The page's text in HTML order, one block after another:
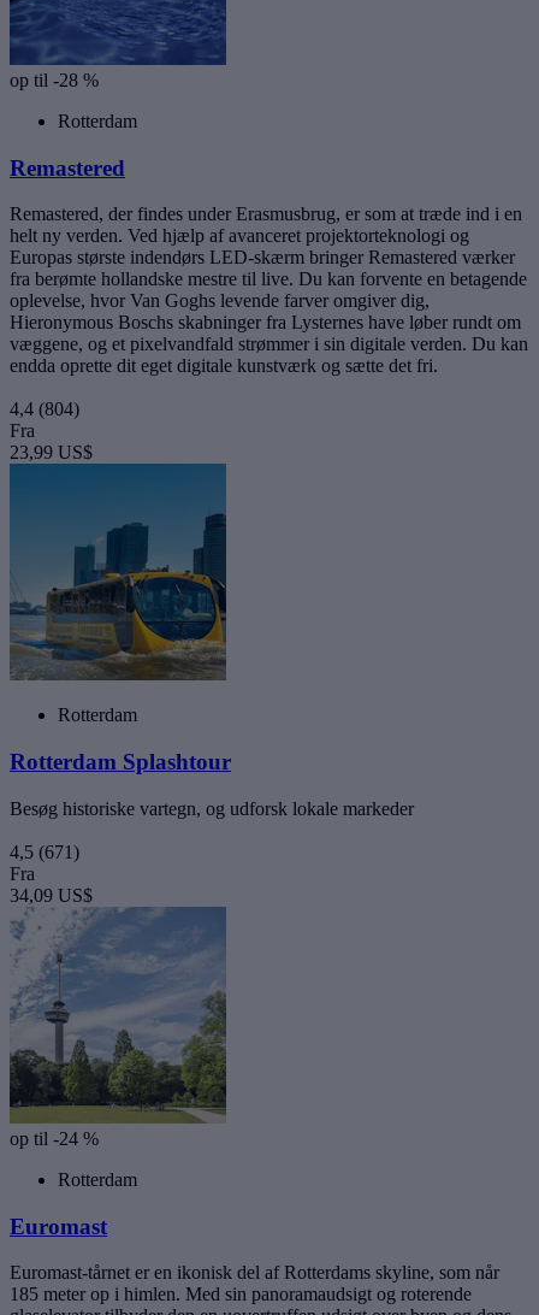
op til -28 %
Rotterdam
Remastered
Remastered, der findes under Erasmusbrug, er som at træde ind i en
helt ny verden. Ved hjælp af avanceret projektorteknologi og
Europas største indendørs LED-skærm bringer Remastered værker
fra berømte hollandske mestre til live. Du kan forvente en betagende
oplevelse, hvor Van Goghs levende farver omgiver dig,
Hieronymous Boschs skabninger fra Lysternes have løber rundt om
væggene, og et pixelvandfald strømmer i sin digitale verden. Du kan
endda oprette dit eget digitale kunstværk og sætte det fri.
4,4 (804)
Fra
23,99 US$
Rotterdam
Rotterdam Splashtour
Besøg historiske vartegn, og udforsk lokale markeder
4,5 (671)
Fra
34,09 US$
op til -24 %
Rotterdam
Euromast
Euromast-tårnet er en ikonisk del af Rotterdams skyline, som når
185 meter op i himlen. Med sin panoramaudsigt og roterende